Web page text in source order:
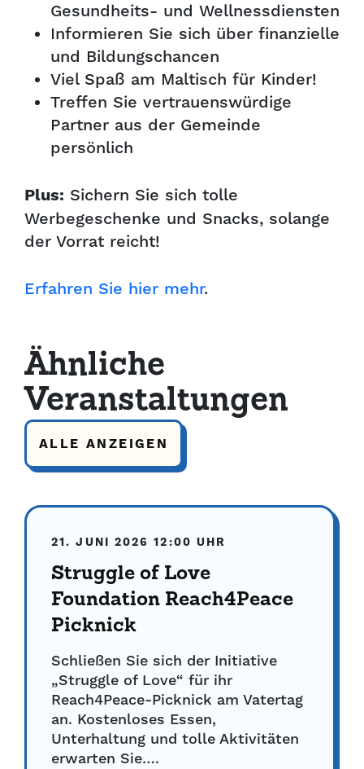
Gesundheits- und Wellnessdiensten
Informieren Sie sich über finanzielle
und Bildungschancen
Viel Spaß am Maltisch für Kinder!
Treffen Sie vertrauenswürdige
Partner aus der Gemeinde
persönlich
Plus: Sichern Sie sich tolle
Werbegeschenke und Snacks, solange
der Vorrat reicht!
Erfahren Sie hier mehr.
Ähnliche
Veranstaltungen
ALLE ANZEIGEN
21. JUNI 2026 12:00 UHR
Struggle of Love
Foundation Reach4Peace
Picknick
Schließen Sie sich der Initiative
„Struggle of Love“ für ihr
Reach4Peace-Picknick am Vatertag
an. Kostenloses Essen,
Unterhaltung und tolle Aktivitäten
erwarten Sie….